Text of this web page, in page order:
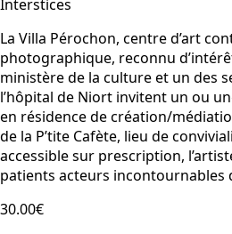
Interstices
La Villa Pérochon, centre d’art
photographique, reconnu
ministère de la culture et un des
l’hôpital de Niort invitent un ou
en résidence de création/
de la P’tite Cafète, lieu de
accessible sur prescription,
patients acteurs incontournables
30.00€